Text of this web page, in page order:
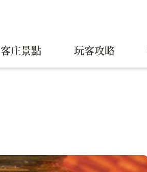
客庄景點 玩客攻略